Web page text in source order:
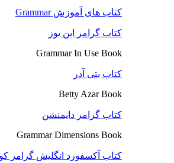
کتاب های آموزش Grammar
کتاب گرامر این یوز
Grammar In Use Book
کتاب بتی آذر
Betty Azar Book
کتاب گرامر دایمنشن
Grammar Dimensions Book
کتاب آکسفورد انگلیش گرامر